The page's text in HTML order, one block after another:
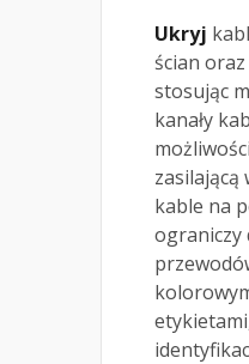
Ukryj
ścian
stosując
kanały
zasilającą
kable na
ograniczy